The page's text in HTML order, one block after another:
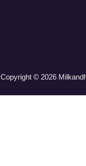
Copyright © 2026